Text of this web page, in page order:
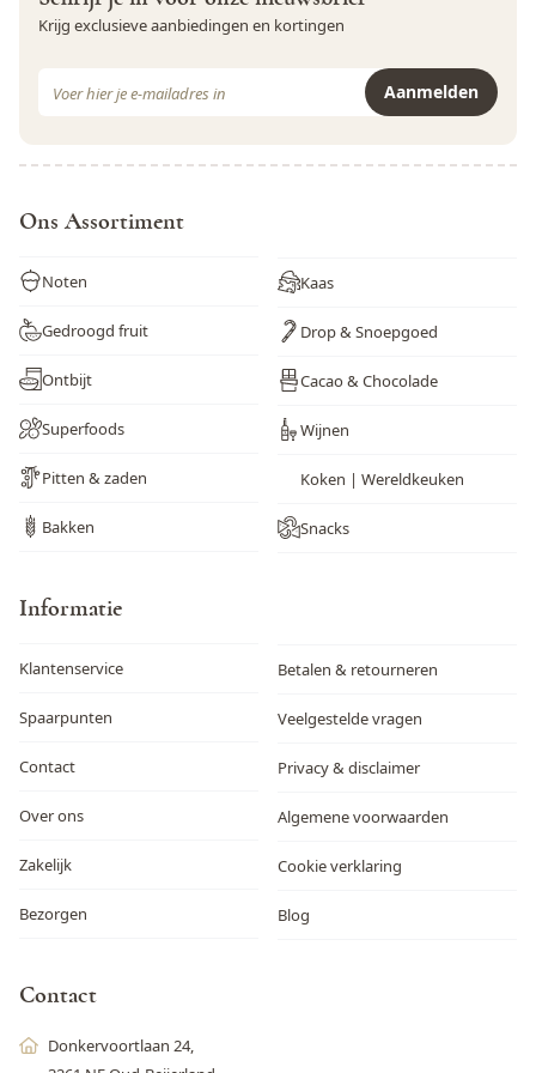
Sesamzaad
Weekdieren Nee
Wortel Nee
Zwaveldioxide en sulfieten Nee
Krijg exclusieve aanbiedingen en kortingen
Aanmelden
Ons Assortiment
Noten
Gedroogd fruit
Ontbijt
Superfoods
Pitten & zaden
Bakken
Kaas
Drop & Snoepgoed
Cacao & Chocolade
Wijnen
Koken | Wereldkeuken
Snacks
Informatie
Klantenservice
Spaarpunten
Contact
Over ons
Zakelijk
Bezorgen
Betalen & retourneren
Veelgestelde vragen
Privacy & disclaimer
Algemene voorwaarden
Cookie verklaring
Blog
Contact
Donkervoortlaan 24,